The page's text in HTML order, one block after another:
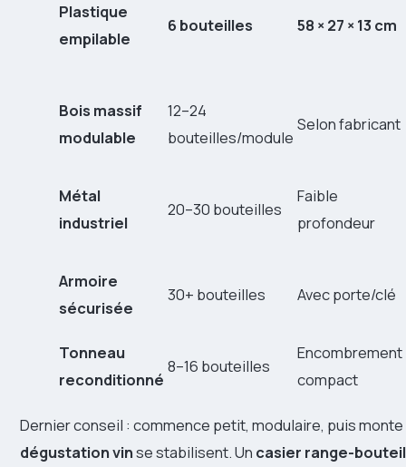
Plastique
empilable
6 bouteilles 58 × 27 × 13 cm
Bois massif
modulable
12–24
bouteilles/module
Selon fabricant
Métal
industriel
20–30 bouteilles
Faible
profondeur
Armoire
sécurisée
30+ bouteilles Avec porte/clé
Tonneau
reconditionné
8–16 bouteilles
Encombrement
compact
Dernier conseil : commence petit, modulaire, puis
dégustation vinse stabilisent. Un casier range-